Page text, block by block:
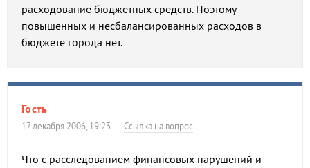
расходование бюджетных средств. Поэтому
повышенных и несбалансированных расходов в
бюджете города нет.
Гость
17 декабря 2006, 19:23 Ссылка на вопрос
Что с расследованием финансовых нарушений и